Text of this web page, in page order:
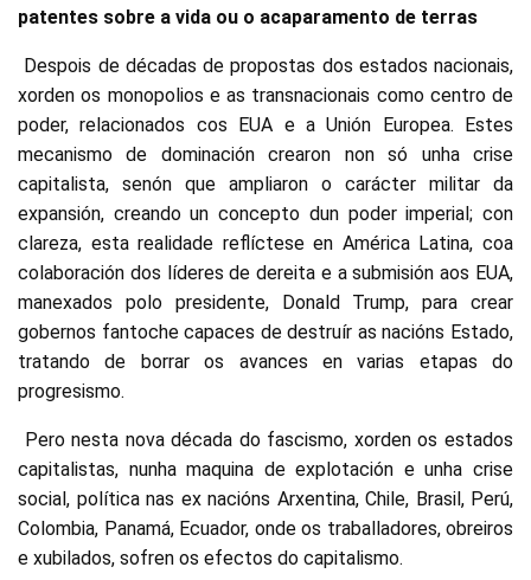
patentes sobre a vida ou o acaparamento de terras
Despois de décadas de propostas dos estados nacionais,
xorden os monopolios e as transnacionais como centro de
poder, relacionados cos EUA e a Unión Europea. Estes
mecanismo de dominación crearon non só unha crise
capitalista, senón que ampliaron o carácter militar da
expansión, creando un concepto dun poder imperial; con
clareza, esta realidade reflíctese en América Latina, coa
colaboración dos líderes de dereita e a submisión aos EUA,
manexados polo presidente, Donald Trump, para crear
gobernos fantoche capaces de destruír as nacións Estado,
tratando de borrar os avances en varias etapas do
progresismo.
Pero nesta nova década do fascismo, xorden os estados
capitalistas, nunha maquina de explotación e unha crise
social, política nas ex nacións Arxentina, Chile, Brasil, Perú,
Colombia, Panamá, Ecuador, onde os traballadores, obreiros
e xubilados, sofren os efectos do capitalismo.